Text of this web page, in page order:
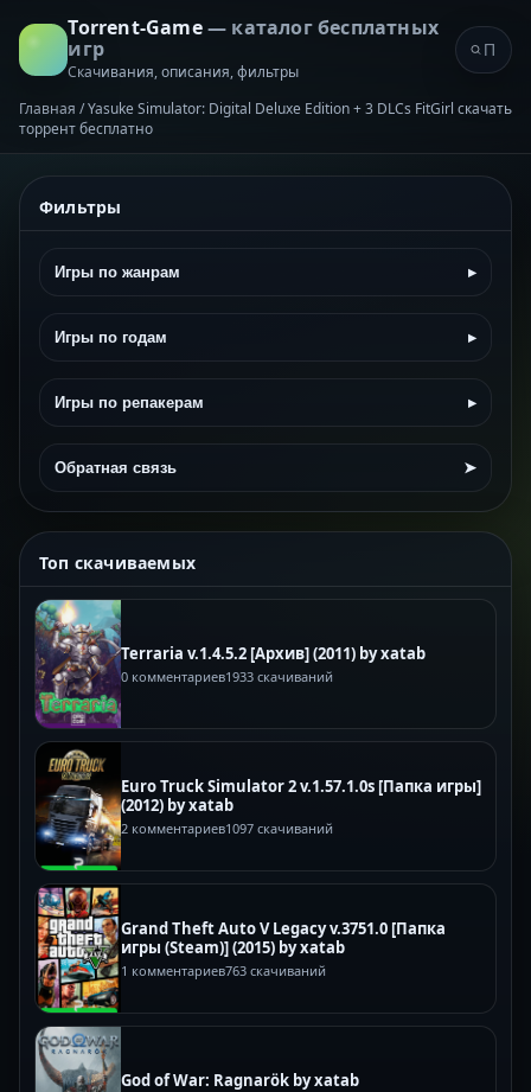
Torrent-Game— каталог бесплатных
игр
Скачивания, описания, фильтры
Главная /Yasuke Simulator: Digital Deluxe Edition + 3 DLCs FitGirl скачать
торрент бесплатно
Фильтры
Игры по жанрам ▸
Игры по годам ▸
Игры по репакерам ▸
Обратная связь ➤
Топ скачиваемых
Terraria v.1.4.5.2 [Архив] (2011) by xatab
0 комментариев1933 скачиваний
Euro Truck Simulator 2 v.1.57.1.0s [Папка игры]
(2012) by xatab
2 комментариев1097 скачиваний
Grand Theft Auto V Legacy v.3751.0 [Папка
игры (Steam)] (2015) by xatab
1 комментариев763 скачиваний
God of War: Ragnarök by xatab